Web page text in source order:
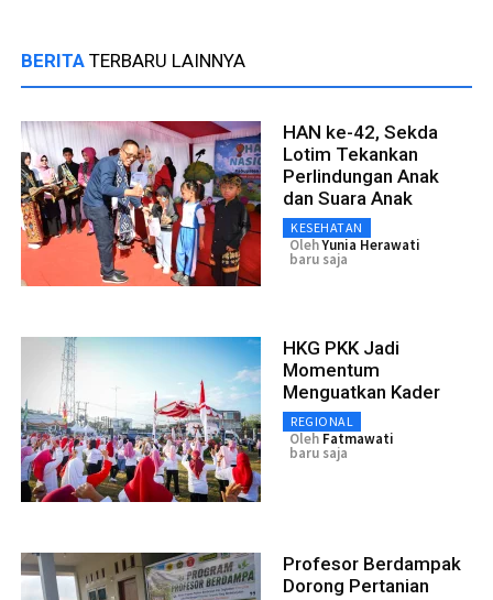
BERITA TERBARU LAINNYA
HAN ke-42, Sekda
Lotim Tekankan
Perlindungan Anak
dan Suara Anak
KESEHATAN
OlehYunia Herawati
baru saja
HKG PKK Jadi
Momentum
Menguatkan Kader
REGIONAL
Oleh Fatmawati
baru saja
Profesor Berdampak
Dorong Pertanian